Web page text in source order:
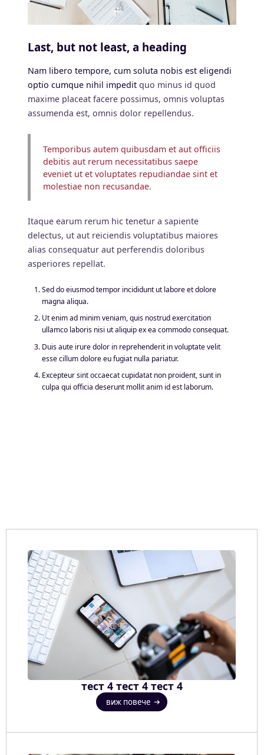
Last, but not least, a heading
Nam libero tempore, cum soluta nobis est eligendi
optio cumque nihil impeditquo minus id quod
maxime placeat facere possimus, omnis voluptas
assumenda est, omnis dolor repellendus.
Temporibus autem quibusdam et aut officiis
debitis aut rerum necessitatibus saepe
eveniet ut et voluptates repudiandae sint et
molestiae non recusandae.
Itaque earum rerum hic tenetur a sapiente
delectus, ut aut reiciendis voluptatibus maiores
alias consequatur aut perferendis doloribus
asperiores repellat.
Sed do eiusmod tempor incididunt ut labore et dolore
magna aliqua.
Ut enim ad minim veniam, quis nostrud exercitation
ullamco laboris nisi ut aliquip ex ea commodo consequat.
Duis aute irure dolor in reprehenderit in voluptate velit
esse cillum dolore eu fugiat nulla pariatur.
Excepteur sint occaecat cupidatat non proident, sunt in
culpa qui officia deserunt mollit anim id est laborum.
тест 4 тест 4 тест 4
виж повече